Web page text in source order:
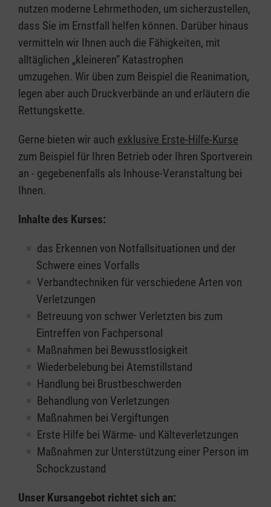
nutzen moderne Lehrmethoden, um sicherzustellen,
dass Sie im Ernstfall helfen können. Darüber hinaus
vermitteln wir Ihnen auch die Fähigkeiten, mit
alltäglichen „kleineren” Katastrophen
umzugehen. Wir üben zum Beispiel die Reanimation,
legen aber auch Druckverbände an und erläutern die
Rettungskette.
Gerne bieten wir auch exklusive Erste-Hilfe-Kurse
zum Beispiel für Ihren Betrieb oder Ihren Sportverein
an - gegebenenfalls als Inhouse-Veranstaltung bei
Ihnen.
Inhalte des Kurses:
das Erkennen von Notfallsituationen und der
Schwere eines Vorfalls
Verbandtechniken für verschiedene Arten von
Verletzungen
Betreuung von schwer Verletzten bis zum
Eintreffen von Fachpersonal
Maßnahmen bei Bewusstlosigkeit
Wiederbelebung bei Atemstillstand
Handlung bei Brustbeschwerden
Behandlung von Verletzungen
Maßnahmen bei Vergiftungen
Erste Hilfe bei Wärme- und Kälteverletzungen
Maßnahmen zur Unterstützung einer Person im
Schockzustand
Unser Kursangebot richtet sich an: